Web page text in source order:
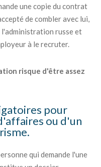
une copie du contrat
de combler avec lui,
russe et
à le recruter.
risque d'être assez
pour
ou d'un
qui demande l'une